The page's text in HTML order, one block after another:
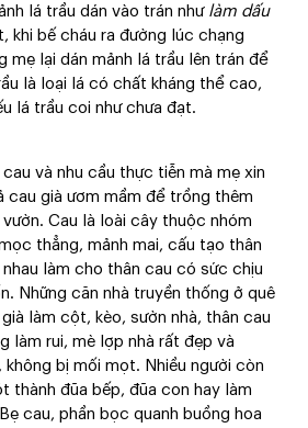
lá trầu dán vào trán như làm dấu
khi bế cháu ra đường lúc chạng
mẹ lại dán mảnh lá trầu lên trán để
là loại lá có chất kháng thể cao,
lá trầu coi như chưa đạt.
và nhu cầu thực tiễn mà mẹ xin
cau già ươm mầm để trồng thêm
Cau là loài cây thuộc nhóm
thẳng, mảnh mai, cấu tạo thân
làm cho thân cau có sức chịu
Những căn nhà truyền thống ở quê
làm cột, kèo, sườn nhà, thân cau
làm rui, mè lợp nhà rất đẹp và
bị mối mọt. Nhiều người còn
thành đũa bếp, đũa con hay làm
cau, phần bọc quanh buồng hoa